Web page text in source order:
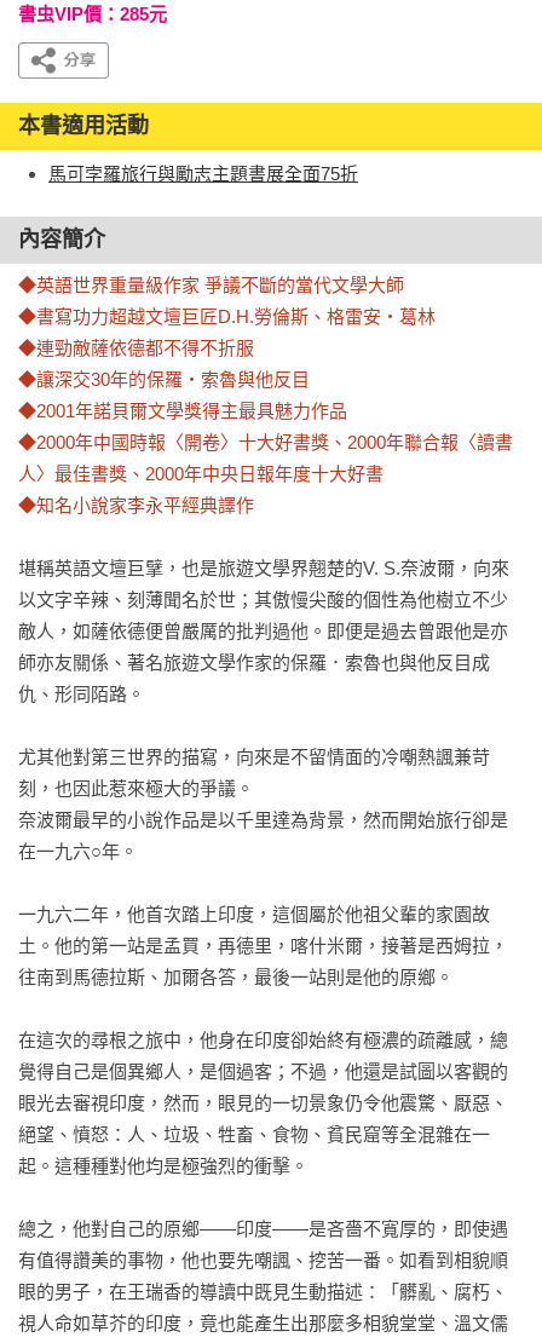
書虫VIP價：285元
本書適用活動
馬可孛羅旅行與勵志主題書展全面75折
內容簡介
◆英語世界重量級作家 爭議不斷的當代文學大師
◆書寫功力超越文壇巨匠D.H.勞倫斯、格雷安‧葛林
◆連勁敵薩依德都不得不折服
◆讓深交30年的保羅‧索魯與他反目
◆2001年諾貝爾文學獎得主最具魅力作品
◆2000年中國時報〈開卷〉十大好書獎、2000年聯合報〈讀書
人〉最佳書獎、2000年中央日報年度十大好書
◆知名小說家李永平經典譯作
堪稱英語文壇巨擘，也是旅遊文學界翹楚的V. S.奈波爾，向來
以文字辛辣、刻薄聞名於世；其傲慢尖酸的個性為他樹立不少
敵人，如薩依德便曾嚴厲的批判過他。即便是過去曾跟他是亦
師亦友關係、著名旅遊文學作家的保羅．索魯也與他反目成
仇、形同陌路。
尤其他對第三世界的描寫，向來是不留情面的冷嘲熱諷兼苛
刻，也因此惹來極大的爭議。
奈波爾最早的小說作品是以千里達為背景，然而開始旅行卻是
在一九六○年。
一九六二年，他首次踏上印度，這個屬於他祖父輩的家園故
土。他的第一站是孟買，再德里，喀什米爾，接著是西姆拉，
往南到馬德拉斯、加爾各答，最後一站則是他的原鄉。
在這次的尋根之旅中，他身在印度卻始終有極濃的疏離感，總
覺得自己是個異鄉人，是個過客；不過，他還是試圖以客觀的
眼光去審視印度，然而，眼見的一切景象仍令他震驚、厭惡、
絕望、憤怒：人、垃圾、牲畜、食物、貧民窟等全混雜在一
起。這種種對他均是極強烈的衝擊。
總之，他對自己的原鄉——印度——是吝嗇不寬厚的，即使遇
有值得讚美的事物，他也要先嘲諷、挖苦一番。如看到相貌順
眼的男子，在王瑞香的導讀中既見生動描述：「髒亂、腐朽、
視人命如草芥的印度，竟也能產生出那麼多相貌堂堂、溫文儒